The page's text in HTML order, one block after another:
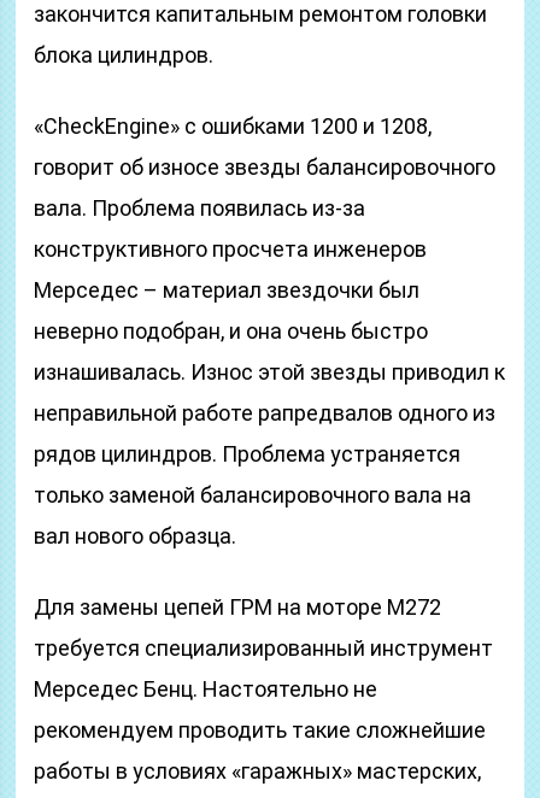
закончится капитальным ремонтом головки
блока цилиндров.
«CheckEngine» с ошибками 1200 и 1208,
говорит об износе звезды балансировочного
вала. Проблема появилась из-за
конструктивного просчета инженеров
Мерседес – материал звездочки был
неверно подобран, и она очень быстро
изнашивалась. Износ этой звезды приводил к
неправильной работе рапредвалов одного из
рядов цилиндров. Проблема устраняется
только заменой балансировочного вала на
вал нового образца.
Для замены цепей ГРМ на моторе М272
требуется специализированный инструмент
Мерседес Бенц. Настоятельно не
рекомендуем проводить такие сложнейшие
работы в условиях «гаражных» мастерских,